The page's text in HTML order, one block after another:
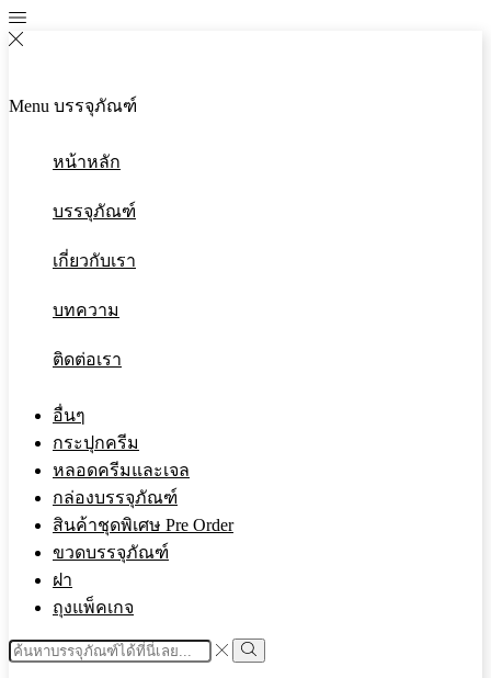
Menu บรรจุภัณฑ์
หน้าหลัก
บรรจุภัณฑ์
เกี่ยวกับเรา
บทความ
ติดต่อเรา
อื่นๆ
กระปุกครีม
หลอดครีมและเจล
กล่องบรรจุภัณฑ์
สินค้าชุดพิเศษ Pre Order
ขวดบรรจุภัณฑ์
ฝา
ถุงแพ็คเกจ
Search
input
Search